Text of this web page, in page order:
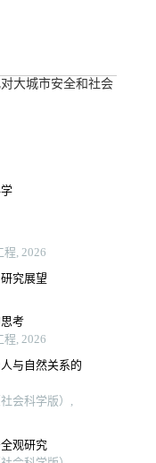
大城市安全和社会